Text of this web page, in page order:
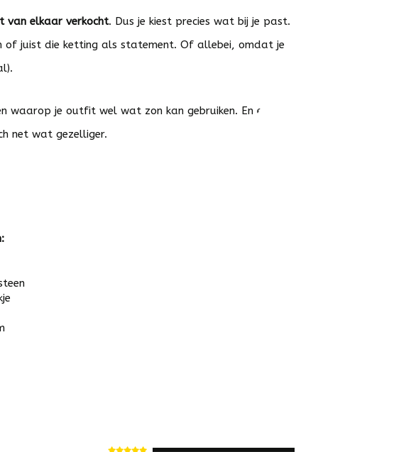
van elkaar verkocht. Dus je kiest precies wat bij je past.
of juist die ketting als statement. Of allebei, omdat je
waarop je outfit wel wat zon kan gebruiken. En eerlijk…
net wat gezelliger.